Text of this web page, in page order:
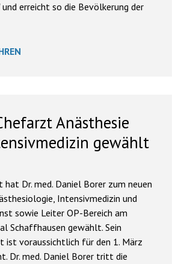
erreicht so die Bevölkerung der
Anästhesie
gewählt
hat Dr. med. Daniel Borer zum neuen
Intensivmedizin und
sowie Leiter OP-Bereich am
Schaffhausen gewählt. Sein
ist voraussichtlich für den 1. März
Dr. med. Daniel Borer tritt die